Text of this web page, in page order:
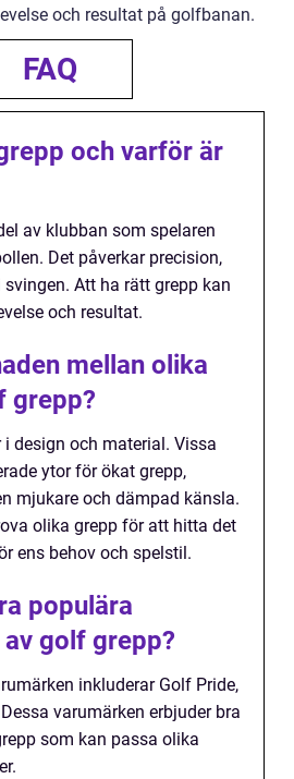
och resultat på golfbanan.
FAQ
och varför är
av klubban som spelaren
Det påverkar precision,
Att ha rätt grepp kan
och resultat.
mellan olika
grepp?
design och material. Vissa
ytor för ökat grepp,
mjukare och dämpad känsla.
olika grepp för att hitta det
ens behov och spelstil.
populära
golf grepp?
inkluderar Golf Pride,
varumärken erbjuder bra
som kan passa olika